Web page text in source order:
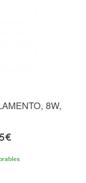
8W,
5€